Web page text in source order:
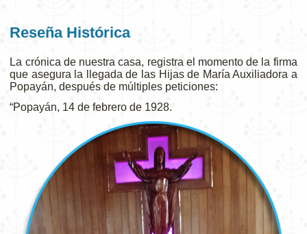
Reseña Histórica
La crónica de nuestra casa, registra el momento de la firma
que asegura la llegada de las Hijas de María Auxiliadora a
Popayán, después de múltiples peticiones:
“Popayán, 14 de febrero de 1928.